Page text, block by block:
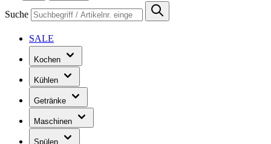
Suche
SALE
Kochen
Kühlen
Getränke
Maschinen
Spülen